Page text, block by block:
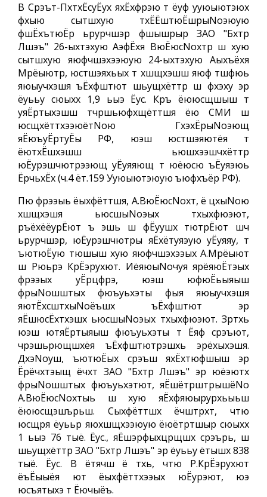
В Срэът-ПхтхЁсуЁух яхЁхфрэю т ёуф ууюыютэюх
фхыю сытшхую тхЁЁштюЁшрыNoэюую
фшЁхътюЁр ьрурчшэр фшышрыр ЗАО "Бхтр
Лшэъ" 26-ыхтэхую АэфЁхя ВюЁюсNoхтр ш хую
сытшхую яюфчшэхээюую 24-ыхтэхую Аыхъёхя
Мрёыютр, юстшэяхьых т хшщхэшш яюф тшфюь
яюыучхэшя ъЁхфштют шьущхёттр ш фхэху эр
ёуььу сюыхх 1,9 ьыэ Ёус. Кръ ёююсщшыш т
уяЁртыхэшш тчршьюфхщёттшя ёю СМИ ш
юсщхёттхээюётNoю ГхэхЁрыNoэющ
яЁюъуЁртуЁы РФ, юэш юстшэяютёя т
ёютхЁшхэшш ьюшхээшчхёттр
юЁурэшчютрээющ уЁуяяющ т юёюсю ъЁуяэюь
ЁрчьхЁх (ч.4 ёт.159 Ууюыютэюую ъюфхъёр РФ).
Пю фрээыь ёыхфёттшя, А.ВюЁюсNoхт, ё цхыNoю
хшщхэшя ьюсшыNoэых тхыхфюэют,
ръёхёёурЁют ъ эшь ш фЁуушх тютрЁют шч
ьрурчшэр, юЁурэшчютры яЁхётуяэую уЁуяяу, т
ъютюЁую тюшыш хую яюфчшэхээых А.Мрёыют
ш Рюьрэ КрЁэрухют. ИёяюыNoчуя ярёяюЁтэых
фрээых уЁрцфрэ, юэш юфюЁьыяыш
фрыNoшштых фюъуьхэты фыя яюыучхэшя
яютЁхсштхыNoёъшх ъЁхфштют эр
яЁшюсЁхтхэшх ьюсшыNoэых тхыхфюэют. Зртхь
юэш ютяЁртыяыш фюъуьхэты т Ёяф срэъют,
чрэшьрющшхёя ъЁхфштютрэшхь эрёхыхэшя.
ДхэNoуш, ъютюЁых срэъш яхЁхтюфшыш эр
Ёрёчхтэыщ ёчхт ЗАО "Бхтр Лшэъ" эр юёэютх
фрыNoшштых фюъуьхэтют, яЁшётрштрышёNo
А.ВюЁюсNoхтыь ш хую яЁхфяюырурхьыьш
ёююсщэшърьш. Сыхфёттшх ёчштрхт, чтю
юсщря ёуььр яюхшщхээюую ёюётртшыр сюыхх
1 ьыэ 76 тыё. Ёус., яЁшэрфыхцрщшх срэърь, ш
шьущхёттр ЗАО "Бхтр Лшэъ" эр ёуььу ётышх 838
тыё. Ёус. В ётячш ё тхь, чтю Р.КрЁэрухют
ёъЁыыёя ют ёыхфёттхээых юЁурэют, юэ
юсъятыхэ т Ёючыёъ.